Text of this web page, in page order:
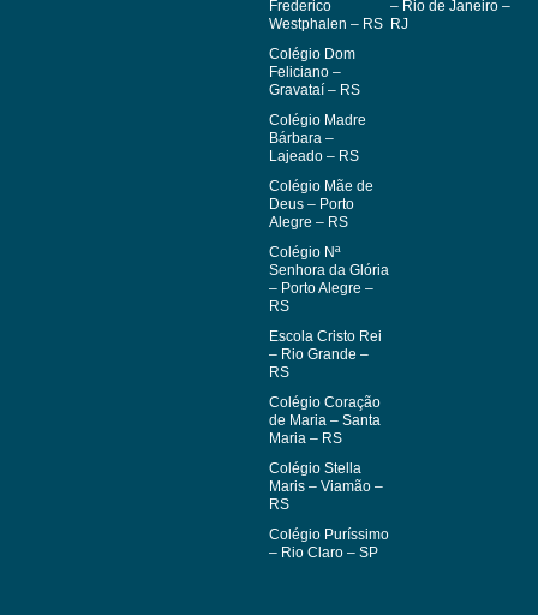
Frederico
Westphalen – RS
Colégio Dom
Feliciano –
Gravataí – RS
Colégio Madre
Bárbara –
Lajeado – RS
Colégio Mãe de
Deus – Porto
Alegre – RS
Colégio Nª
Senhora da Glória
– Porto Alegre –
RS
Escola Cristo Rei
– Rio Grande –
RS
Colégio Coração
de Maria – Santa
Maria – RS
Colégio Stella
Maris – Viamão –
RS
Colégio Puríssimo
– Rio Claro – SP
– Rio de Janeiro –
RJ